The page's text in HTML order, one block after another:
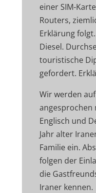
einer SIM-
Routers,
Erklärung
Diesel.
touristische
gefordert.
Wir werden
angesprochen
Englisch und
Jahr alter
Familie ein.
folgen der
die
Iraner kennen.